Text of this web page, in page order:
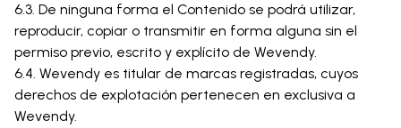
6.3. De ninguna forma el Contenido se podrá utilizar,
reproducir, copiar o transmitir en forma alguna sin el
permiso previo, escrito y explícito de Wevendy.
6.4. Wevendy es titular de marcas registradas, cuyos
derechos de explotación pertenecen en exclusiva a
Wevendy.